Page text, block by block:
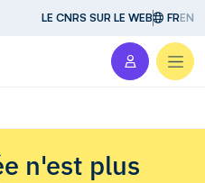
LE CNRS SUR LE WEB FREN
n'est plus